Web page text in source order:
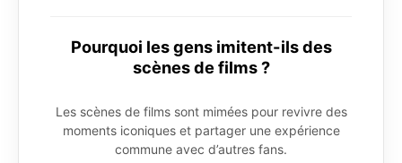
Pourquoi les gens imitent-ils des
scènes de films ?
Les scènes de films sont mimées pour revivre des
moments iconiques et partager une expérience
commune avec d’autres fans.